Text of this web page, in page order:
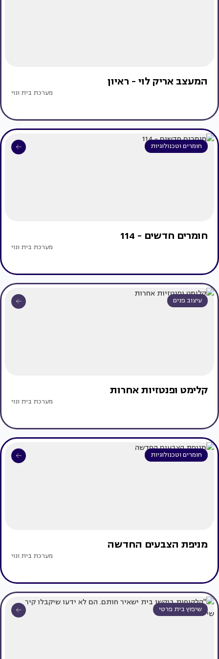
המעצב אריק לוי - ראיון
מערכת בית ונוי
חומרים וטכנולוגיות
חומרים חדשים - 114
מערכת בית ונוי
עיצוב פנים
קלימט ופנטזיות אחרות
מערכת בית ונוי
חומרים וטכנולוגיות
מניפת הצבעים החדשה
מערכת בית ונוי
שיפוץ בית פרטי